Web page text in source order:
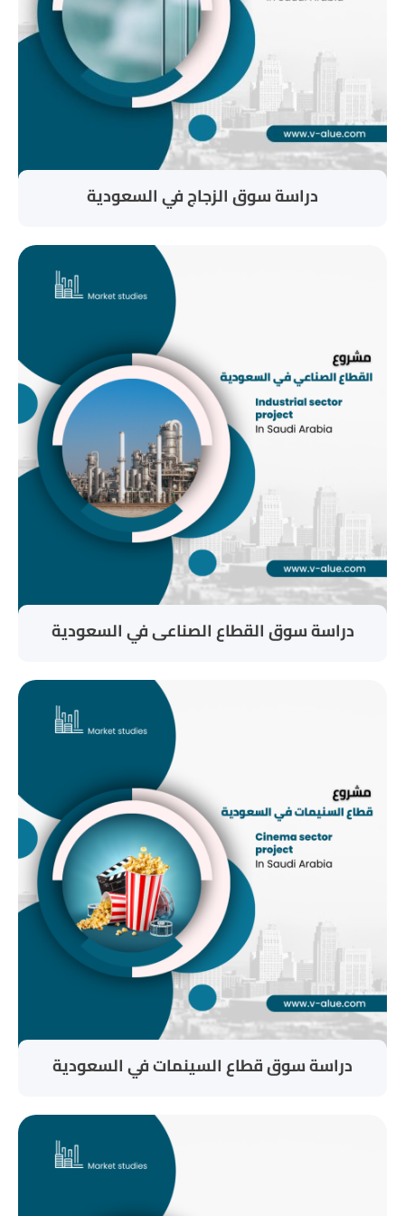
دراسة سوق الزجاج في السعودية
دراسة سوق القطاع الصناعى في السعودية
دراسة سوق قطاع السينمات في السعودية